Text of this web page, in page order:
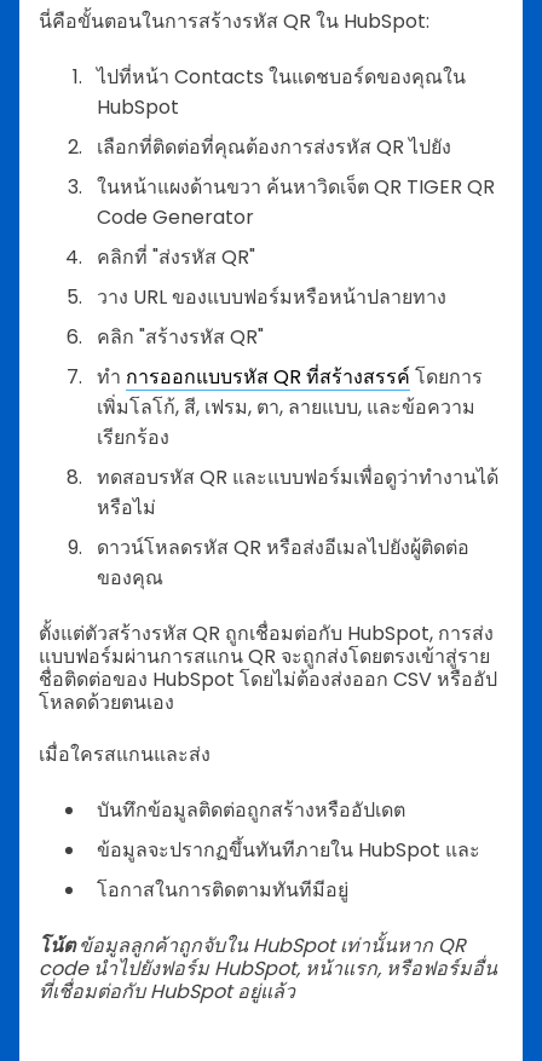
นี่คือขั้นตอนในการสร้างรหัส QR ใน HubSpot:
ไปที่หน้า Contacts ในแดชบอร์ดของคุณใน
HubSpot
เลือกที่ติดต่อที่คุณต้องการส่งรหัส QR ไปยัง
ในหน้าแผงด้านขวา ค้นหาวิดเจ็ต QR TIGER QR
Code Generator
คลิกที่ "ส่งรหัส QR"
วาง URL ของแบบฟอร์มหรือหน้าปลายทาง
คลิก "สร้างรหัส QR"
ทำ การออกแบบรหัส QR ที่สร้างสรรค์ โดยการ
เพิ่มโลโก้, สี, เฟรม, ตา, ลายแบบ, และข้อความ
เรียกร้อง
ทดสอบรหัส QR และแบบฟอร์มเพื่อดูว่าทำงานได้
หรือไม่
ดาวน์โหลดรหัส QR หรือส่งอีเมลไปยังผู้ติดต่อ
ของคุณ
ตั้งแต่ตัวสร้างรหัส QR ถูกเชื่อมต่อกับ HubSpot, การส่ง
แบบฟอร์มผ่านการสแกน QR จะถูกส่งโดยตรงเข้าสู่ราย
ชื่อติดต่อของ HubSpot โดยไม่ต้องส่งออก CSV หรืออัป
โหลดด้วยตนเอง
เมื่อใครสแกนและส่ง
บันทึกข้อมูลติดต่อถูกสร้างหรืออัปเดต
ข้อมูลจะปรากฏขึ้นทันทีภายใน HubSpot และ
โอกาสในการติดตามทันทีมีอยู่
โน้ตข้อมูลลูกค้าถูกจับใน HubSpot เท่านั้นหาก QR
code นำไปยังฟอร์ม HubSpot, หน้าแรก, หรือฟอร์มอื่น
ที่เชื่อมต่อกับ HubSpot อยู่แล้ว